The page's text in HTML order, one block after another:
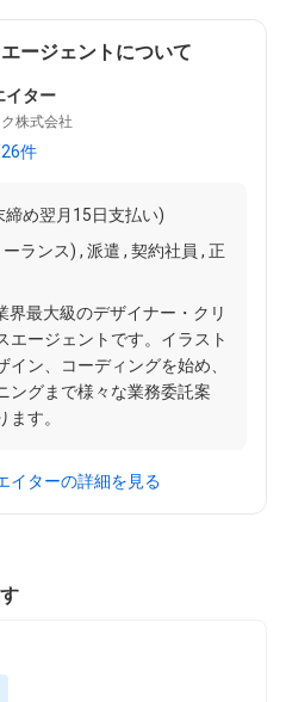
ージェントについて
イター
株式会社
件
締め翌月15日支払い)
ランス) , 派遣 , 契約社員 , 正
界最大級のデザイナー・クリ
エージェントです。イラスト
ン、コーディングを始め、
ングまで様々な業務委託案
す。
イターの詳細を見る